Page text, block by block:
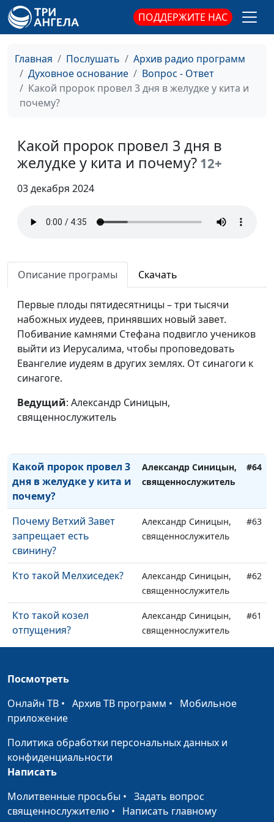
ПОДДЕРЖИТЕ НАС
Главная Послушать
Архив радио программ
Духовное основание
Вопрос - Ответ
Какой пророк провел 3 дня в желудке у кита и
почему?
Какой пророк провел 3 дня в
желудке у кита и почему? 12+
03 декабря 2024
Описание програмы Скачать
Первые плоды пятидесятницы – три тысячи
набожных иудеев, принявших новый завет.
Побивание камнями Стефана подвигло учеников
выйти из Иерусалима, чтобы проповедовать
Евангелие иудеям в других землях. От синагоги к
синагоге.
Ведущий: Александр Синицын,
священнослужитель
Преображение Христа.
Что это такое?
Александр Синицын,
священнослужитель
но и воскрес. Что значит
воскресение Христа?
священнослужитель
Что значит не
неверными?
Как исповедать грех?
Александр Синицын,
"любовь" не от Бога?
священнослужитель
пить спиртные напитки?
христианин имеет
право на повторный
брак?
Александр Синицын,
священнослужитель
#67
Почему после смерти
Христа завеса в храме
себе?
Александр Синицын,
Почему Божий пророк
Какой пророк провел 3
дня в желудке у кита и
почему?
Александр Синицын,
священнослужитель
#64
Почему Ветхий Завет
запрещает есть
свинину?
Александр Синицын,
священнослужитель
#63
Кто такой Мелхиседек?
Александр Синицын,
священнослужитель
#62
Кто такой козел
отпущения?
Александр Синицын,
священнослужитель
#61
Завете?
Что такое
трехангельская весть?
Александр Синицын,
Почему святым Божьим
днем является именно
суббота?
Александр Синицын,
Кто написал Библию?
Александр Синицын,
священнослужитель
Посмотреть
Онлайн ТВ • Архив ТВ программ • Мобильное
приложение
Политика обработки персональных данных и
конфиденциальности
Написать
Молитвенные просьбы • Задать вопрос
священнослужителю • Написать главному